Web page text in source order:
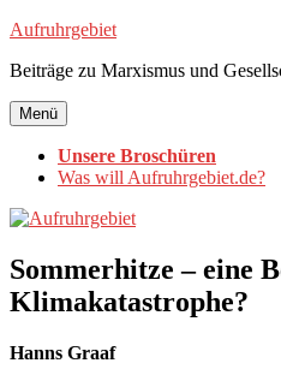
Zum
springen
Aufruhrgebiet
Beiträge zu Marxismus und
Menü
Unsere Broschüren
Was will Aufruhrgebiet.de?
Sommerhitze – eine
Klimakatastrophe?
Hanns Graaf